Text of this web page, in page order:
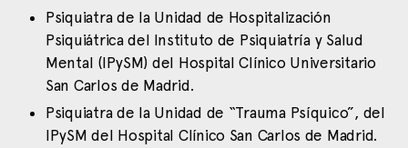
Psiquiatra de la Unidad de Hospitalización
Psiquiátrica del Instituto de Psiquiatría y Salud
Mental (IPySM) del Hospital Clínico Universitario
San Carlos de Madrid.
Psiquiatra de la Unidad de “Trauma Psíquico”, del
IPySM del Hospital Clínico San Carlos de Madrid.